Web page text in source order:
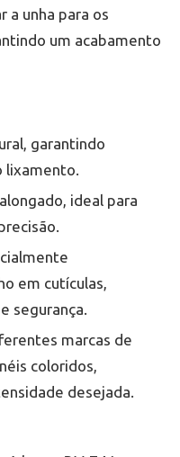
a unha para os
um acabamento
garantindo
lixamento.
ideal para
em cutículas,
segurança.
marcas de
coloridos,
desejada.